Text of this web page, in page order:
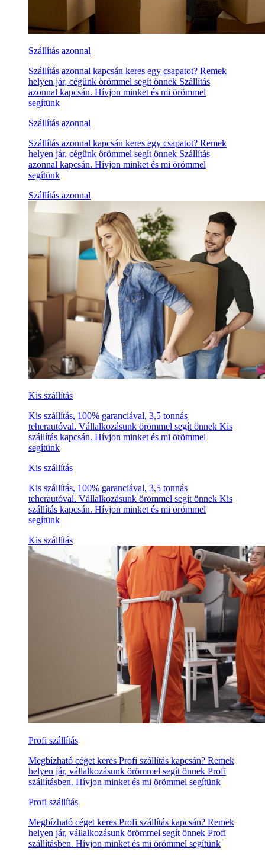
Szállítás azonnal
Szállítás azonnal kapcsán keres egy csapatot? Remek
helyen jár, cégünk örömmel segít önnek Szállítás
azonnal kapcsán. Hívjon minket és mi örömmel
segítünk
Szállítás azonnal
Szállítás azonnal kapcsán keres egy csapatot? Remek
helyen jár, cégünk örömmel segít önnek Szállítás
azonnal kapcsán. Hívjon minket és mi örömmel
segítünk
Szállítás azonnal
Kis szállítás
Kis szállítás, 100% garanciával, 3,5 tonnás
teherautóval. Vállalkozásunk örömmel segít önnek Kis
szállítás kapcsán. Hívjon minket és mi örömmel
segítünk
Kis szállítás
Kis szállítás, 100% garanciával, 3,5 tonnás
teherautóval. Vállalkozásunk örömmel segít önnek Kis
szállítás kapcsán. Hívjon minket és mi örömmel
segítünk
Kis szállítás
Profi szállítás
Megbízható céget keres Profi szállítás kapcsán? Remek
helyen jár, vállalkozásunk örömmel segít önnek Profi
szállításben. Hívjon minket és mi örömmel segítünk
Profi szállítás
Megbízható céget keres Profi szállítás kapcsán? Remek
helyen jár, vállalkozásunk örömmel segít önnek Profi
szállításben. Hívjon minket és mi örömmel segítünk